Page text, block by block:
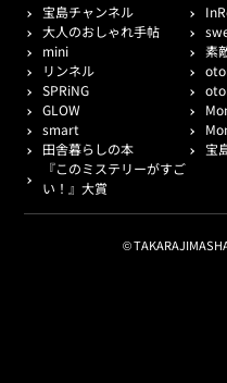
宝島チャンネル
大人のおしゃれ手帖
mini
素
リンネル
SPRiNG
GLOW
smart
田舎暮らしの本
宝
『このミステリーがすご
い！』大賞
©